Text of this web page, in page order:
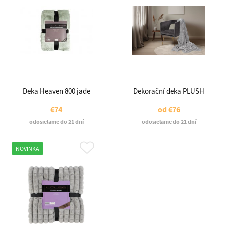
Deka Heaven 800 jade
€74
odosielame do 21 dní
Dekorační deka PLUSH
od€76
odosielame do 21 dní
NOVINKA